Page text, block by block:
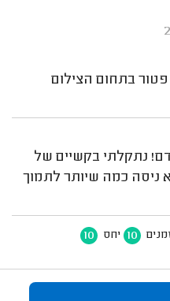
פטור בתחום הצילום
נתקלתי בקשיים של
ניסה כמה שיותר לתמוך
10 יחס 10